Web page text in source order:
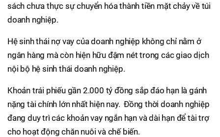
sách chưa thực sự chuyển hóa thành tiền mặt chảy về túi
doanh nghiệp.
Hệ sinh thái nợ vay của doanh nghiệp không chỉ nằm ở
ngân hàng mà còn hiện hữu đậm nét trong các giao dịch
nội bộ hệ sinh thái doanh nghiệp.
Khoản trái phiếu gần 2.000 tỷ đồng sắp đáo hạn là gánh
nặng tài chính lớn nhất hiện nay. Đồng thời doanh nghiệp
đang duy trì các khoản vay ngắn hạn và dài hạn để tài trợ
cho hoạt động chăn nuôi và chế biến.